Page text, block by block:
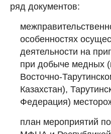
ряд документов:
особенностях
деятельности на
при добыче медных
Восточно-
Казахстан),
Федерация)
план мероприятий